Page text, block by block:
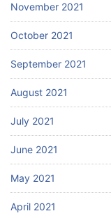
November 2021
October 2021
September 2021
August 2021
July 2021
June 2021
May 2021
April 2021